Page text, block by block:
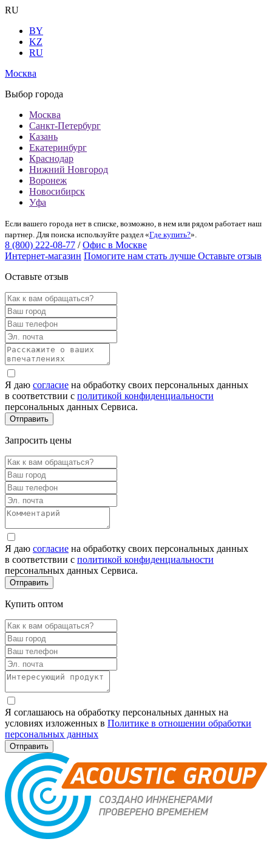
RU
BY
KZ
RU
Москва
Выбор города
Москва
Санкт-Петербург
Казань
Екатеринбург
Краснодар
Нижний Новгород
Воронеж
Новосибирск
Уфа
Если вашего города нет в списке, возможно, в нем или рядом работает наш
партнер. Для поиска используйте раздел «Где купить?».
8 (800) 222-08-77 / Офис в Москве
Интернет-магазин Помогите нам стать лучше Оставьте отзыв
Оставьте отзыв
Я даю согласие на обработку своих персональных данных
в соответствии с политикой конфиденциальности
персональных данных Сервиса.
Запросить цены
Я даю согласие на обработку своих персональных данных
в соответствии с политикой конфиденциальности
персональных данных Сервиса.
Купить оптом
Я соглашаюсь на обработку персональных данных на
условиях изложенных в Политике в отношении обработки
персональных данных